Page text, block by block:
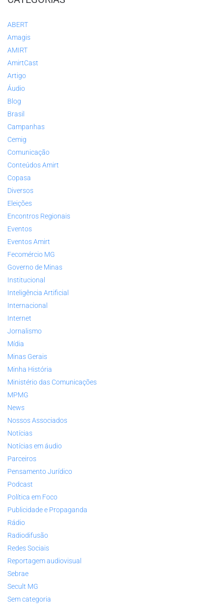
ABERT
Amagis
AMIRT
AmirtCast
Artigo
Áudio
Blog
Brasil
Campanhas
Cemig
Comunicação
Conteúdos Amirt
Copasa
Diversos
Eleições
Encontros Regionais
Eventos
Eventos Amirt
Fecomércio MG
Governo de Minas
Institucional
Inteligência Artificial
Internacional
Internet
Jornalismo
Mídia
Minas Gerais
Minha História
Ministério das Comunicações
MPMG
News
Nossos Associados
Notícias
Notícias em áudio
Parceiros
Pensamento Jurídico
Podcast
Política em Foco
Publicidade e Propaganda
Rádio
Radiodifusão
Redes Sociais
Reportagem audiovisual
Sebrae
Secult MG
Sem categoria